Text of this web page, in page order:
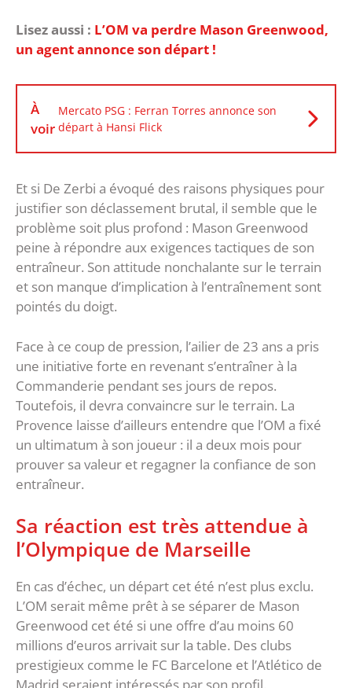
Lisez aussi : L’OM va perdre Mason Greenwood,
un agent annonce son départ !
À
voir
Mercato PSG : Ferran Torres annonce son
départ à Hansi Flick
Et si De Zerbi a évoqué des raisons physiques pour
justifier son déclassement brutal, il semble que le
problème soit plus profond : Mason Greenwood
peine à répondre aux exigences tactiques de son
entraîneur. Son attitude nonchalante sur le terrain
et son manque d’implication à l’entraînement sont
pointés du doigt.
Face à ce coup de pression, l’ailier de 23 ans a pris
une initiative forte en revenant s’entraîner à la
Commanderie pendant ses jours de repos.
Toutefois, il devra convaincre sur le terrain. La
Provence laisse d’ailleurs entendre que l’OM a fixé
un ultimatum à son joueur : il a deux mois pour
prouver sa valeur et regagner la confiance de son
entraîneur.
Sa réaction est très attendue à
l’Olympique de Marseille
En cas d’échec, un départ cet été n’est plus exclu.
L’OM serait même prêt à se séparer de Mason
Greenwood cet été si une offre d’au moins 60
millions d’euros arrivait sur la table. Des clubs
prestigieux comme le FC Barcelone et l’Atlético de